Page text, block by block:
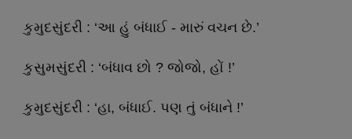
કુમુદસુંદરી : ‘આ હું બંધાઈ - મારું વચન છે.’
કુસુમસુંદરી : ‘બંધાવ છો ? જોજો, હોં !’
કુમુદસુંદરી : ‘હા, બંધાઈ. પણ તું બંધાને !’